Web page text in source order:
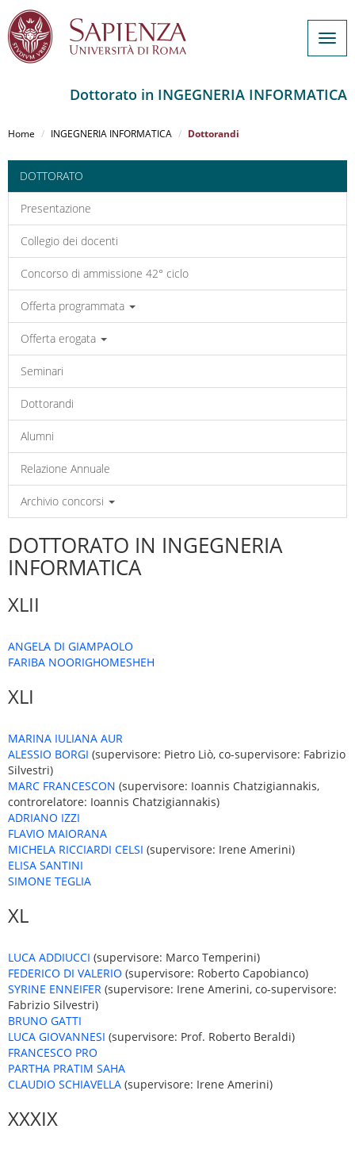
al
principale
Dottorato in INGEGNERIA INFORMATICA
Home INGEGNERIA INFORMATICA Dottorandi
DOTTORATO
Presentazione
Collegio dei docenti
Concorso di ammissione 42° ciclo
Offerta programmata
Offerta erogata
Seminari
Dottorandi
Alumni
Relazione Annuale
Archivio concorsi
DOTTORATO IN INGEGNERIA
INFORMATICA
XLII
ANGELA DI GIAMPAOLO
FARIBA NOORIGHOMESHEH
XLI
MARINA IULIANA AUR
ALESSIO BORGI (supervisore: Pietro Liò, co-supervisore: Fabrizio
Silvestri)
MARC FRANCESCON (supervisore: Ioannis Chatzigiannakis,
controrelatore: Ioannis Chatzigiannakis)
ADRIANO IZZI
FLAVIO MAIORANA
MICHELA RICCIARDI CELSI (supervisore: Irene Amerini)
ELISA SANTINI
SIMONE TEGLIA
XL
LUCA ADDIUCCI (supervisore: Marco Temperini)
FEDERICO DI VALERIO (supervisore: Roberto Capobianco)
SYRINE ENNEIFER (supervisore: Irene Amerini, co-supervisore:
Fabrizio Silvestri)
BRUNO GATTI
LUCA GIOVANNESI (supervisore: Prof. Roberto Beraldi)
FRANCESCO PRO
PARTHA PRATIM SAHA
CLAUDIO SCHIAVELLA (supervisore: Irene Amerini)
XXXIX